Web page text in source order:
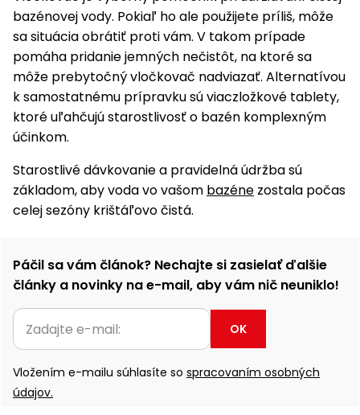
bazénovej vody. Pokiaľ ho ale použijete príliš, môže
sa situácia obrátiť proti vám. V takom prípade
pomáha pridanie jemných nečistôt, na ktoré sa
môže prebytočný vločkovač nadviazať. Alternatívou
k samostatnému prípravku sú viaczložkové tablety,
ktoré uľahčujú starostlivosť o bazén komplexným
účinkom.
Starostlivé dávkovanie a pravidelná údržba sú
základom, aby voda vo vašom bazéne zostala počas
celej sezóny krištáľovo čistá.
Páčil sa vám článok? Nechajte si zasielať ďalšie
články a novinky na e-mail, aby vám nič neuniklo!
OK
Vložením e-mailu súhlasíte so spracovaním osobných
údajov.